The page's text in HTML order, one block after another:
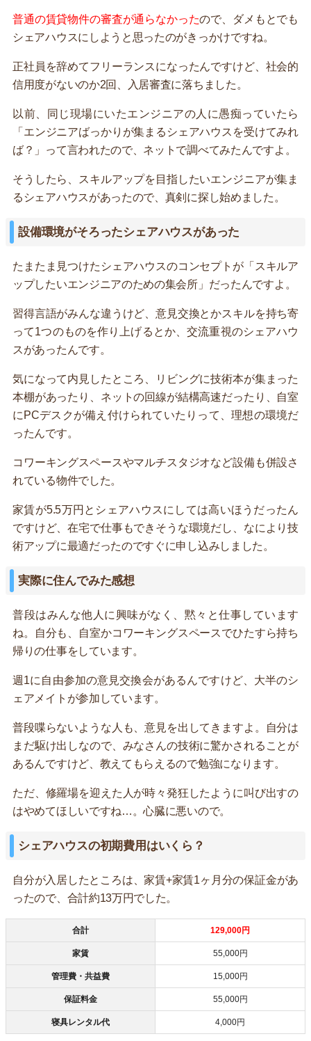
普通の賃貸物件の審査が通らなかったので、ダメもとでも
シェアハウスにしようと思ったのがきっかけですね。
正社員を辞めてフリーランスになったんですけど、社会的
信用度がないのか2回、入居審査に落ちました。
以前、同じ現場にいたエンジニアの人に愚痴っていたら
「エンジニアばっかりが集まるシェアハウスを受けてみれ
ば？」って言われたので、ネットで調べてみたんですよ。
そうしたら、スキルアップを目指したいエンジニアが集ま
るシェアハウスがあったので、真剣に探し始めました。
設備環境がそろったシェアハウスがあった
たまたま見つけたシェアハウスのコンセプトが「スキルア
ップしたいエンジニアのための集会所」だったんですよ。
習得言語がみんな違うけど、意見交換とかスキルを持ち寄
って1つのものを作り上げるとか、交流重視のシェアハウ
スがあったんです。
気になって内見したところ、リビングに技術本が集まった
本棚があったり、ネットの回線が結構高速だったり、自室
にPCデスクが備え付けられていたりって、理想の環境だ
ったんです。
コワーキングスペースやマルチスタジオなど設備も併設さ
れている物件でした。
家賃が5.5万円とシェアハウスにしては高いほうだったん
ですけど、在宅で仕事もできそうな環境だし、なにより技
術アップに最適だったのですぐに申し込みしました。
実際に住んでみた感想
普段はみんな他人に興味がなく、黙々と仕事しています
ね。自分も、自室かコワーキングスペースでひたすら持ち
帰りの仕事をしています。
週1に自由参加の意見交換会があるんですけど、大半のシ
ェアメイトが参加しています。
普段喋らないような人も、意見を出してきますよ。自分は
まだ駆け出しなので、みなさんの技術に驚かされることが
あるんですけど、教えてもらえるので勉強になります。
ただ、修羅場を迎えた人が時々発狂したように叫び出すの
はやめてほしいですね…。心臓に悪いので。
シェアハウスの初期費用はいくら？
自分が入居したところは、家賃+家賃1ヶ月分の保証金があ
ったので、合計約13万円でした。
合計 129,000円
家賃 55,000円
管理費・共益費 15,000円
保証料金 55,000円
寝具レンタル代 4,000円